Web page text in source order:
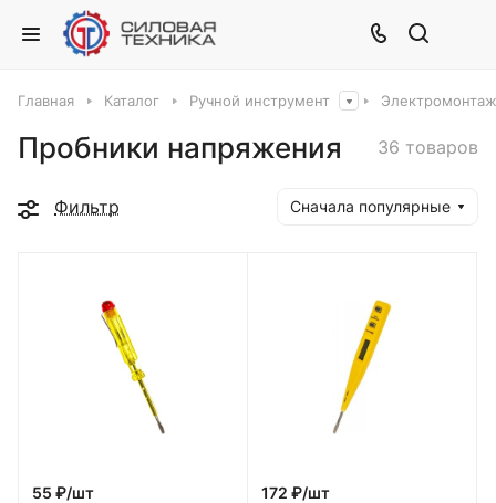
Главная Каталог Ручной инструмент
Пробники напряжения 36 товаров
Фильтр Сначала популярные
55 ₽/шт
172 ₽/шт